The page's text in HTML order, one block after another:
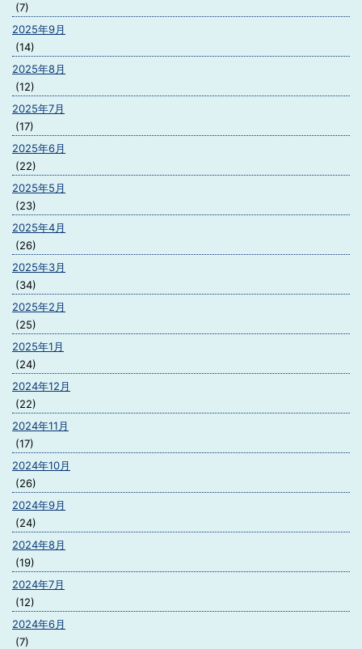
(7)
2025年9月
(14)
2025年8月
(12)
2025年7月
(17)
2025年6月
(22)
2025年5月
(23)
2025年4月
(26)
2025年3月
(34)
2025年2月
(25)
2025年1月
(24)
2024年12月
(22)
2024年11月
(17)
2024年10月
(26)
2024年9月
(24)
2024年8月
(19)
2024年7月
(12)
2024年6月
(7)